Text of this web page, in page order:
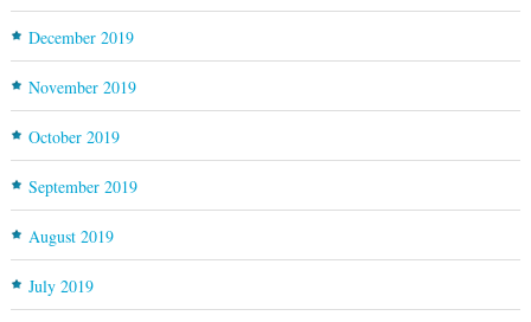
December 2019
November 2019
October 2019
September 2019
August 2019
July 2019